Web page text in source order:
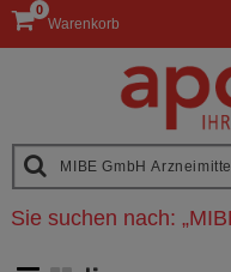
Warenkorb
0
Sie suchen nach: „